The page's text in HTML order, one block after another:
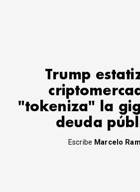
Trump
"tokeniza" la
deuda
Escribe Marcelo